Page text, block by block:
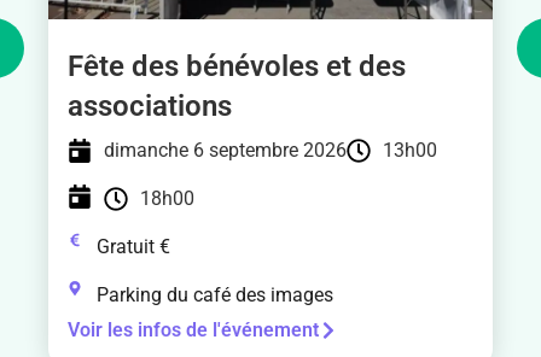
dès à présent !
Fête des bénévoles et des
associations
dimanche 6 septembre 2026 13h00
18h00
Gratuit €
Parking du café des images
Voir les infos de l'événement